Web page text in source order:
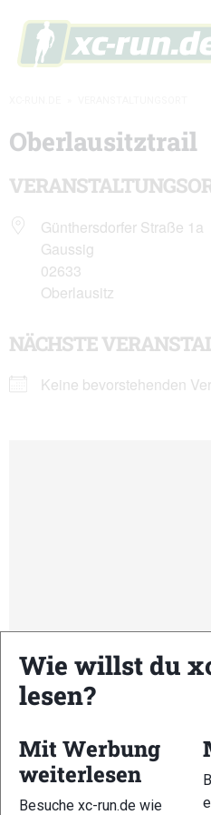
Oberlausitztrail
Günthersdorfer Straße 1a
Gaussig
02633
Oberlausitz
NÄCHSTE
Keine bevorstehenden
Kommende
<li>Keine Veranstaltungen an
Wie willst du
lesen?
Mit Werbung
weiterlesen
Besuche xc-run.de wie